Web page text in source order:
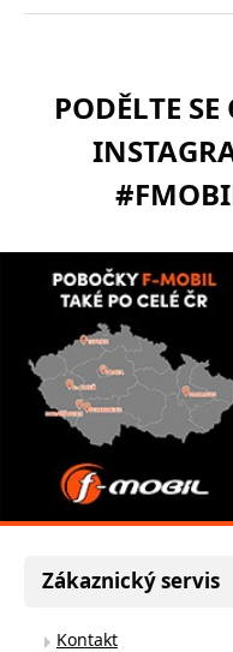
PODĚLTE
Zákaznický servis
Kontakt